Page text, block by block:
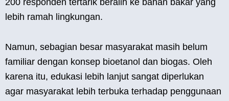
200 responden tertarik beralih ke bahan bakar yang
lebih ramah lingkungan.
Namun, sebagian besar masyarakat masih belum
familiar dengan konsep bioetanol dan biogas. Oleh
karena itu, edukasi lebih lanjut sangat diperlukan
agar masyarakat lebih terbuka terhadap penggunaan